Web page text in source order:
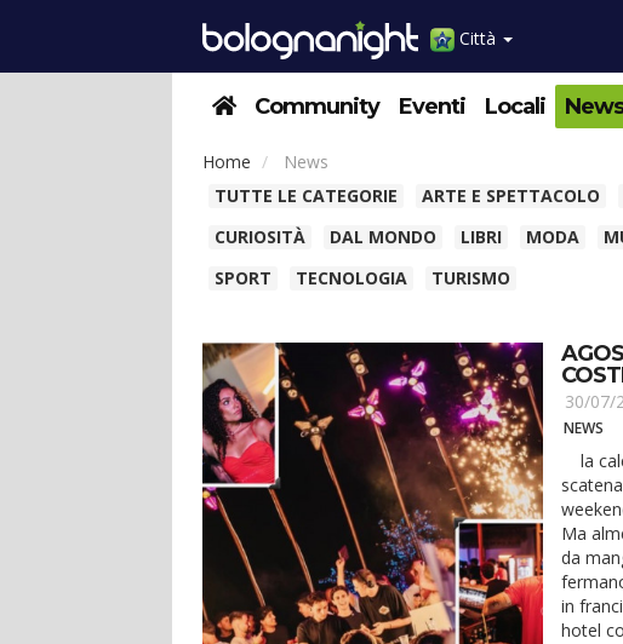
Città
Community Eventi Locali News
Home
News
TUTTE LE CATEGORIE
ARTE E SPETTACOLO
CURIOSITÀ
DAL MONDO LIBRI MODA
SPORT
TECNOLOGIA TURISMO
30/07/
NEWS
la
Ma
da
in
hotel